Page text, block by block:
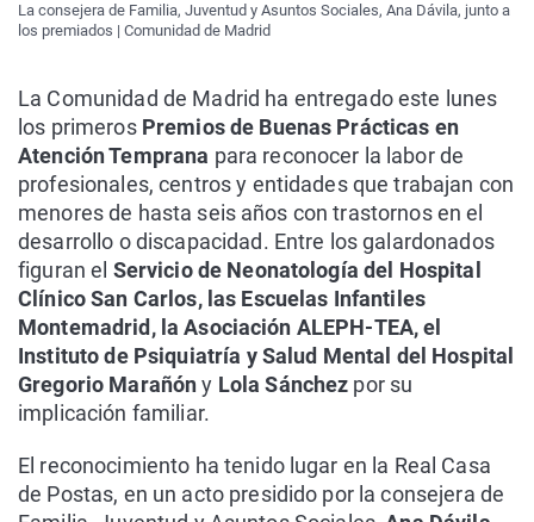
La consejera de Familia, Juventud y Asuntos Sociales, Ana Dávila, junto a
los premiados | Comunidad de Madrid
La Comunidad de Madrid ha entregado este lunes
los primerosPremios de Buenas Prácticas en
Atención Temprana para reconocer la labor de
profesionales, centros y entidades que trabajan con
menores de hasta seis años con trastornos en el
desarrollo o discapacidad. Entre los galardonados
figuran el Servicio de Neonatología del Hospital
Clínico San Carlos, las Escuelas Infantiles
Montemadrid, la Asociación ALEPH-TEA, el
Instituto de Psiquiatría y Salud Mental del Hospital
Gregorio Marañóny Lola Sánchez por su
implicación familiar.
El reconocimiento ha tenido lugar en la Real Casa
de Postas, en un acto presidido por la consejera de